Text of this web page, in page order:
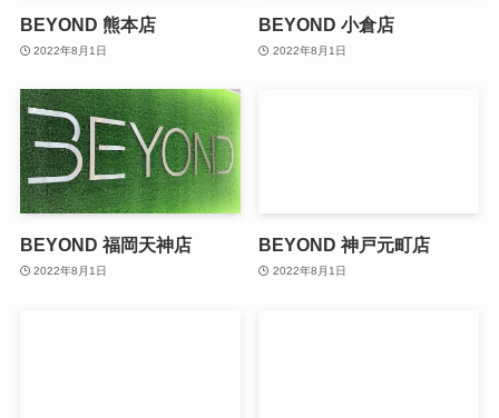
BEYOND 熊本店
2022年8月1日
BEYOND 小倉店
2022年8月1日
BEYOND 福岡天神店
2022年8月1日
BEYOND 神戸元町店
2022年8月1日